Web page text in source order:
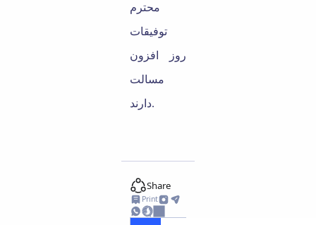
محترم
توفیقات
روز افزون
مسالت
دارند.
Share
Print